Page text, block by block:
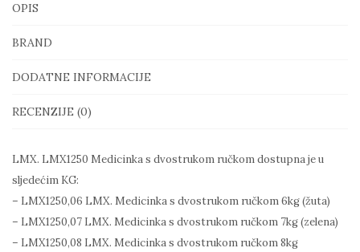
OPIS
BRAND
DODATNE INFORMACIJE
RECENZIJE (0)
LMX. LMX1250 Medicinka s dvostrukom ručkom dostupna je u
sljedećim KG:
– LMX1250,06 LMX. Medicinka s dvostrukom ručkom 6kg (žuta)
– LMX1250,07 LMX. Medicinka s dvostrukom ručkom 7kg (zelena)
– LMX1250,08 LMX. Medicinka s dvostrukom ručkom 8kg